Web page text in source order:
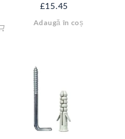
£15.45
Adaugă în coș